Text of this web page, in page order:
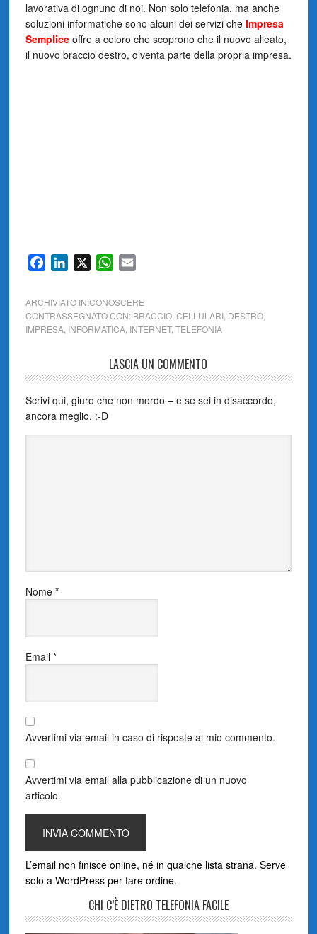
lavorativa di ognuno di noi. Non solo telefonia, ma anche
soluzioni informatiche sono alcuni dei servizi che Impresa
Semplice offre a coloro che scoprono che il nuovo alleato,
il nuovo braccio destro, diventa parte della propria impresa.
FacebookLinkedIn WhatsApp
ARCHIVIATO IN:CONOSCERE
CONTRASSEGNATO CON: BRACCIO, CELLULARI, DESTRO,
IMPRESA, INFORMATICA, INTERNET, TELEFONIA
LASCIA UN COMMENTO
Scrivi qui, giuro che non mordo – e se sei in disaccordo,
ancora meglio. :-D
Nome *
Email *
Avvertimi via email in caso di risposte al mio commento.
Avvertimi via email alla pubblicazione di un nuovo
articolo.
L’email non finisce online, né in qualche lista strana. Serve
solo a WordPress per fare ordine.
CHI C’È DIETRO TELEFONIA FACILE